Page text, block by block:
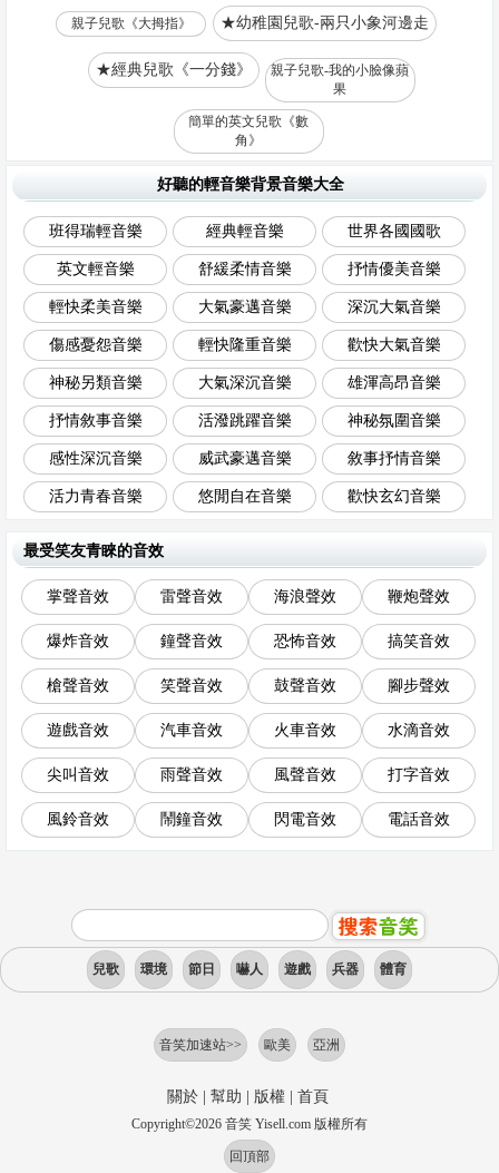
親子兒歌《大拇指》 ★幼稚園兒歌-兩只小象河邊走
★經典兒歌《一分錢》
親子兒歌-我的小臉像蘋
果
簡單的英文兒歌《數
角》
好聽的輕音樂背景音樂大全
班得瑞輕音樂 經典輕音樂 世界各國國歌
英文輕音樂 舒緩柔情音樂 抒情優美音樂
輕快柔美音樂 大氣豪邁音樂 深沉大氣音樂
傷感憂怨音樂 輕快隆重音樂 歡快大氣音樂
神秘另類音樂 大氣深沉音樂 雄渾高昂音樂
抒情敘事音樂 活潑跳躍音樂 神秘氛圍音樂
感性深沉音樂 威武豪邁音樂 敘事抒情音樂
活力青春音樂 悠閒自在音樂 歡快玄幻音樂
最受笑友青睞的音效
掌聲音效 雷聲音效 海浪聲效 鞭炮聲效
爆炸音效 鐘聲音效 恐怖音效 搞笑音效
槍聲音效 笑聲音效 鼓聲音效 腳步聲效
遊戲音效 汽車音效 火車音效 水滴音效
尖叫音效 雨聲音效 風聲音效 打字音效
風鈴音效 鬧鐘音效 閃電音效 電話音效
兒歌 環境 節日 嚇人 遊戲 兵器 體育
音笑加速站>> 歐美 亞洲
關於| 幫助 版權| 首頁
Copyright©2026 音笑 Yisell.com 版權所有
回頂部